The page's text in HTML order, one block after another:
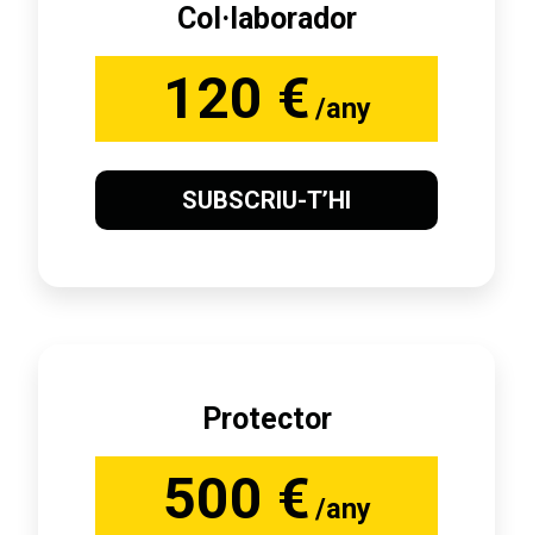
Col·laborador
120 € /any
SUBSCRIU-T’HI
Protector
500 € /any